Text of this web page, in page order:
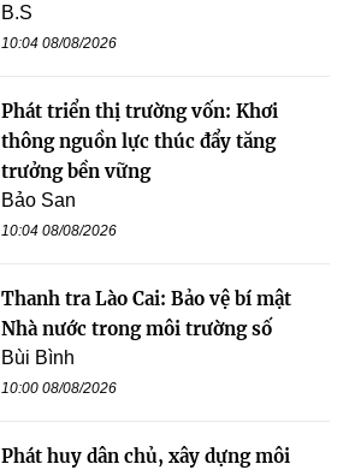
B.S
10:04 08/08/2026
Phát triển thị trường vốn: Khơi
thông nguồn lực thúc đẩy tăng
trưởng bền vững
Bảo San
10:04 08/08/2026
Thanh tra Lào Cai: Bảo vệ bí mật
Nhà nước trong môi trường số
Bùi Bình
10:00 08/08/2026
Phát huy dân chủ, xây dựng môi